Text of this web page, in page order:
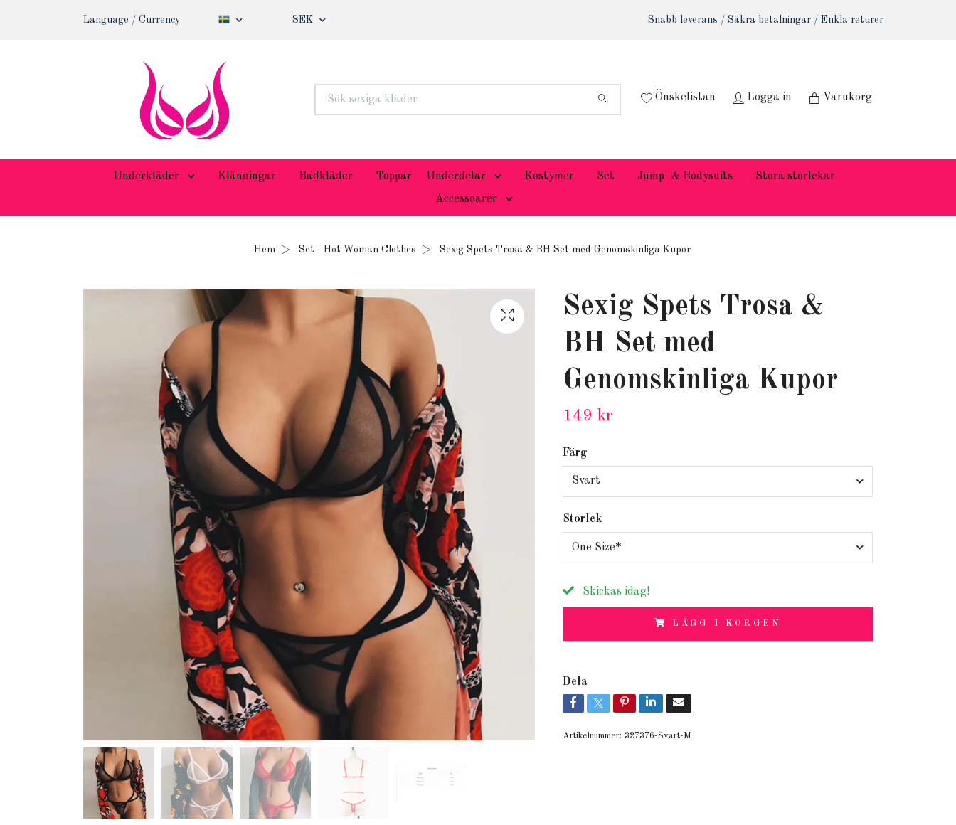
Language / Currency SEK Snabb leverans / Säkra betalningar / Enkla returer
Önskelistan Logga in Varukorg
Underkläder Klänningar Badkläder Toppar Underdelar Kostymer Set Jump- & Bodysuits
Stora storlekar
Accessoarer
Hem Set - Hot Woman Clothes Sexig Spets Trosa & BH Set med Genomskinliga Kupor
Sexig Spets Trosa &
BH Set med
Genomskinliga Kupor
149 kr
Färg
Svart
Storlek
One Size*
Skickas idag!
LÄGG I KORGEN
Dela
Artikelnummer: 327376-Svart-M